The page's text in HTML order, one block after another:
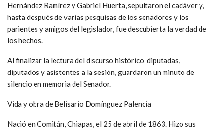
Hernández Ramírez y Gabriel Huerta, sepultaron el cadáver y,
hasta después de varias pesquisas de los senadores y los
parientes y amigos del legislador, fue descubierta la verdad de
los hechos.
Al finalizar la lectura del discurso histórico, diputadas,
diputados y asistentes a la sesión, guardaron un minuto de
silencio en memoria del Senador.
Vida y obra de Belisario Domínguez Palencia
Nació en Comitán, Chiapas, el 25 de abril de 1863. Hizo sus